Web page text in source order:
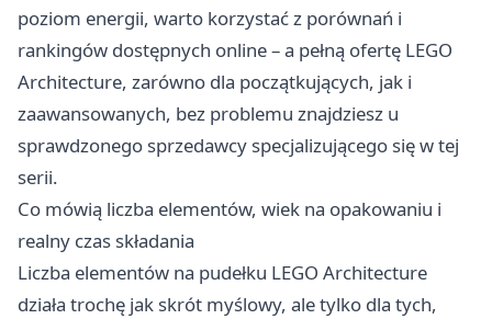
poziom energii, warto korzystać z porównań i
rankingów dostępnych online – a pełną ofertę LEGO
Architecture, zarówno dla początkujących, jak i
zaawansowanych, bez problemu znajdziesz u
sprawdzonego sprzedawcy specjalizującego się w tej
serii.
Co mówią liczba elementów, wiek na opakowaniu i
realny czas składania
Liczba elementów na pudełku LEGO Architecture
działa trochę jak skrót myślowy, ale tylko dla tych,